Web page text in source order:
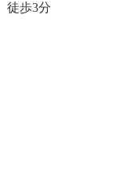
徒歩3分